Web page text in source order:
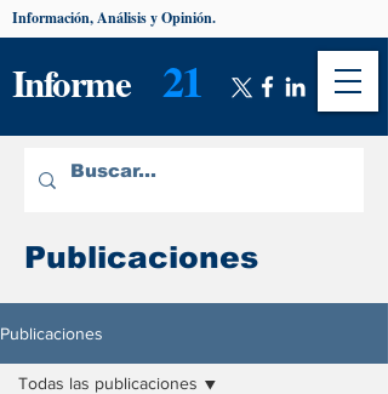
Informe 21
Información, Análisis y Opinión.
Publicaciones
Publicaciones
Todas las publicaciones